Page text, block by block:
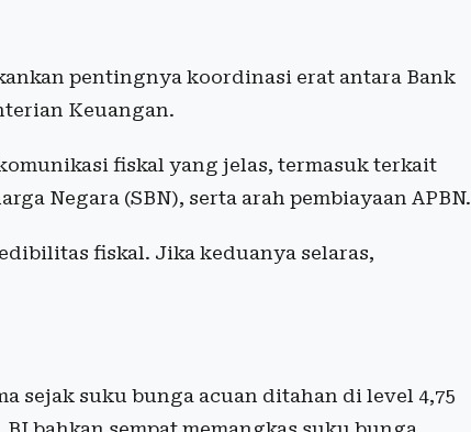
pentingnya koordinasi erat antara Bank
Keuangan.
fiskal yang jelas, termasuk terkait
Negara (SBN), serta arah pembiayaan APBN.
fiskal. Jika keduanya selaras,
sejak suku bunga acuan ditahan di level 4,75